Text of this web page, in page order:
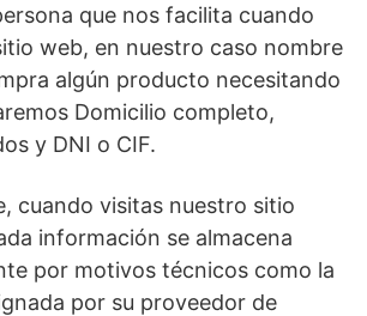
que nos facilita cuando
web, en nuestro caso nombre
algún producto necesitando
Domicilio completo,
y DNI o CIF.
cuando visitas nuestro sitio
información se almacena
por motivos técnicos como la
por su proveedor de